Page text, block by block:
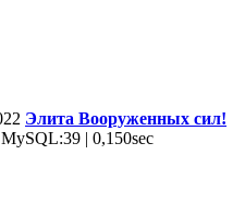
Элита Вооруженных сил!
| 0,150sec